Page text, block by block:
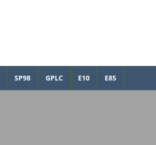
SP98 GPLC E10 E85